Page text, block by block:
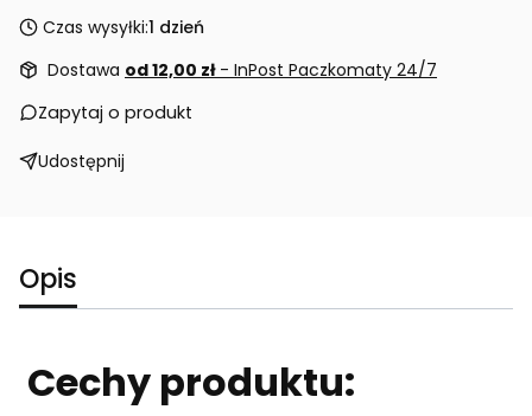
Czas wysyłki:1 dzień
Dostawa od 12,00 zł - InPost Paczkomaty 24/7
Zapytaj o produkt
Udostępnij
Opis
Cechy produktu: